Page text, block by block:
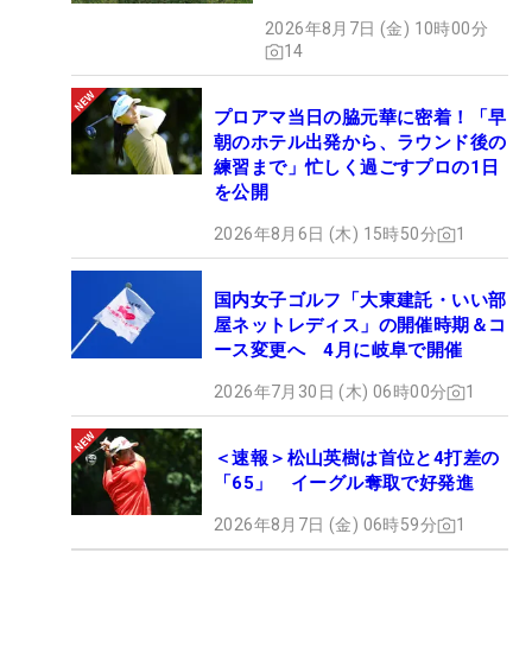
2026年8月7日 (金) 10時00分
14
プロアマ当日の脇元華に密着！「早
朝のホテル出発から、ラウンド後の
練習まで」忙しく過ごすプロの1日
を公開
2026年8月6日 (木) 15時50分 1
国内女子ゴルフ「大東建託・いい部
屋ネットレディス」の開催時期＆コ
ース変更へ 4月に岐阜で開催
2026年7月30日 (木) 06時00分 1
＜速報＞松山英樹は首位と4打差の
「65」 イーグル奪取で好発進
2026年8月7日 (金) 06時59分 1